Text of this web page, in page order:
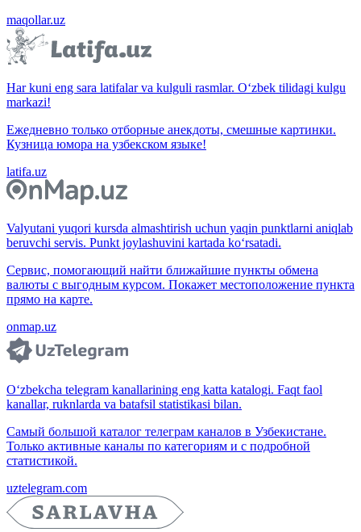
maqollar.uz
Har kuni eng sara latifalar va kulguli rasmlar. O‘zbek tilidagi kulgu
markazi!
Ежедневно только отборные анекдоты, смешные картинки.
Кузница юмора на узбекском языке!
latifa.uz
Valyutani yuqori kursda almashtirish uchun yaqin punktlarni aniqlab
beruvchi servis. Punkt joylashuvini kartada ko‘rsatadi.
Сервис, помогающий найти ближайшие пункты обмена
валюты с выгодным курсом. Покажет местоположение пункта
прямо на карте.
onmap.uz
O‘zbekcha telegram kanallarining eng katta katalogi. Faqt faol
kanallar, ruknlarda va batafsil statistikasi bilan.
Самый большой каталог телеграм каналов в Узбекистане.
Только активные каналы по категориям и с подробной
статистикой.
uztelegram.com